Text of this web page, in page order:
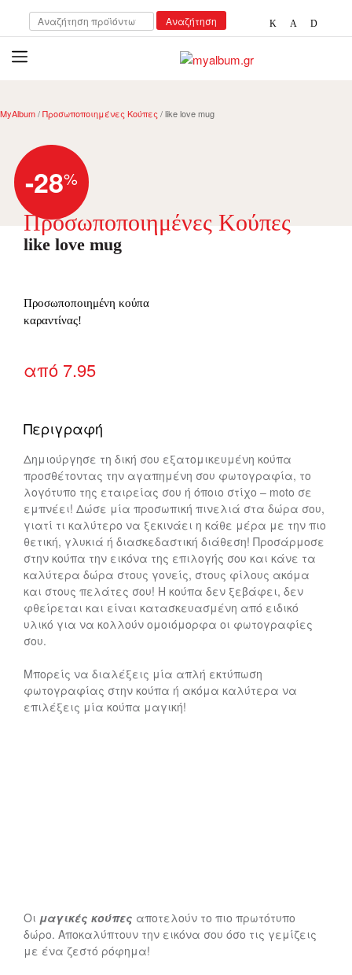
Αναζήτηση
για:
Αναζήτηση
open
MyAlbum/Προσωποποιημένες Κούπες / like love mug
-28%
Προσωποποιημένες Κούπες
like love mug
Προσωποποιημένη κούπα
καραντίνας!
από 7.95
Περιγραφή
Δημιούργησε τη δική σου εξατομικευμένη κούπα
προσθέτοντας την αγαπημένη σου φωτογραφία, το
λογότυπο της εταιρείας σου ή όποιο στίχο – moto σε
εμπνέει! Δώσε μία προσωπική πινελιά στα δώρα σου,
γιατί τι καλύτερο να ξεκινάει η κάθε μέρα με την πιο
θετική, γλυκιά ή διασκεδαστική διάθεση! Προσάρμοσε
στην κούπα την εικόνα της επιλογής σου και κάνε τα
καλύτερα δώρα στους γονείς, στους φίλους ακόμα
και στους πελάτες σου! Η κούπα δεν ξεβάφει, δεν
φθείρεται και είναι κατασκευασμένη από ειδικό
υλικό για να κολλούν ομοιόμορφα οι φωτογραφίες
σου.
Μπορείς να διαλέξεις μία απλή εκτύπωση
φωτογραφίας στην κούπα ή ακόμα καλύτερα να
επιλέξεις μία κούπα μαγική!
Οι μαγικές κούπες αποτελούν το πιο πρωτότυπο
δώρο. Αποκαλύπτουν την εικόνα σου όσο τις γεμίζεις
με ένα ζεστό ρόφημα!